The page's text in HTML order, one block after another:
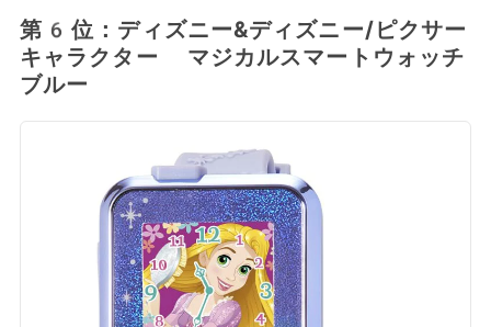
第6位：ディズニー&ディズニー/ピクサー
キャラクター マジカルスマートウォッチ
ブルー